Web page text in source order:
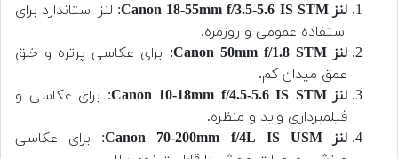
لنز Canon 18-55mm f/3.5-5.6 IS STM
: لنز استاندارد برای
استفاده عمومی و روزمره.
لنز Canon 50mm f/1.8 STM
: برای عکاسی پرتره و خلق
عمق میدان کم.
لنز Canon 10-18mm f/4.5-5.6 IS STM
: برای عکاسی و
فیلمبرداری واید و منظره.
لنز Canon 70-200mm f/4L IS USM
: برای عکاسی